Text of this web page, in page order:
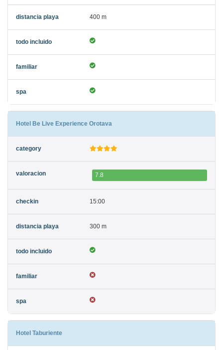
400 m
Hotel Be Live Experience Orotava
7.8
15:00
300 m
Hotel Taburiente